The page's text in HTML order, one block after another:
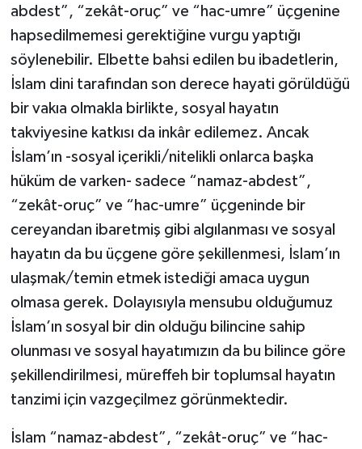
abdest”, “zekât-oruç” ve “hac-umre” üçgenine
hapsedilmemesi gerektiğine vurgu yaptığı
söylenebilir. Elbette bahsi edilen bu ibadetlerin,
İslam dini tarafından son derece hayati görüldüğü
bir vakıa olmakla birlikte, sosyal hayatın
takviyesine katkısı da inkâr edilemez. Ancak
İslam’ın -sosyal içerikli/nitelikli onlarca başka
hüküm de varken- sadece “namaz-abdest”,
“zekât-oruç” ve “hac-umre” üçgeninde bir
cereyandan ibaretmiş gibi algılanması ve sosyal
hayatın da bu üçgene göre şekillenmesi, İslam’ın
ulaşmak/temin etmek istediği amaca uygun
olmasa gerek. Dolayısıyla mensubu olduğumuz
İslam’ın sosyal bir din olduğu bilincine sahip
olunması ve sosyal hayatımızın da bu bilince göre
şekillendirilmesi, müreffeh bir toplumsal hayatın
tanzimi için vazgeçilmez görünmektedir.
İslam “namaz-abdest”, “zekât-oruç” ve “hac-
Diyarbakır Müftülüğü
Edirne Müftülüğü
Elazığ Müftülüğü
Erzincan Müftülüğü
Erzurum Müftülüğü
Eskişehir Müftülüğü
Gaziantep Müftülüğü
Giresun Müftülüğü
Gümüşhane Müftülüğü
İhtida Haberleri